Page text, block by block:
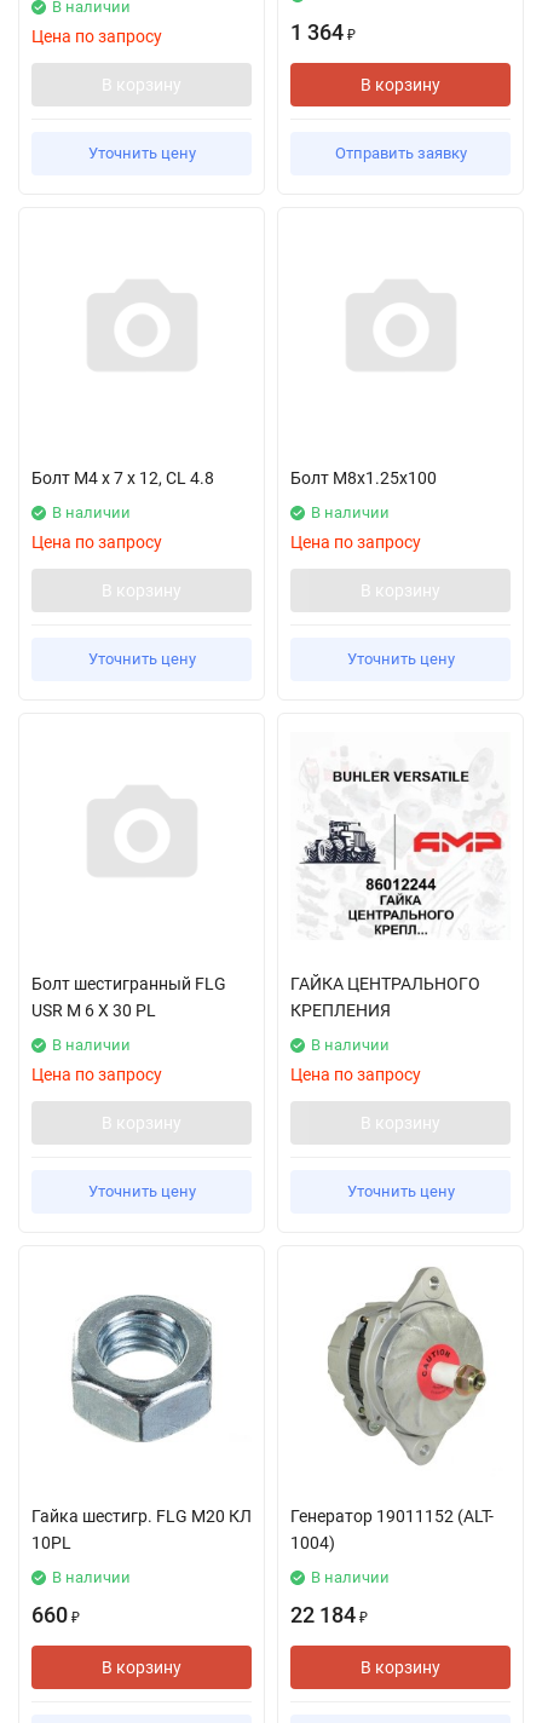
В наличии
Цена по запросу
В корзину
Уточнить цену
1 364 ₽
В корзину
Отправить заявку
Болт M4 x 7 x 12, CL 4.8
В наличии
Цена по запросу
В корзину
Уточнить цену
Болт M8x1.25x100
В наличии
Цена по запросу
В корзину
Уточнить цену
Болт шестигранный FLG
USR M 6 X 30 PL
В наличии
Цена по запросу
В корзину
Уточнить цену
ГАЙКА ЦЕНТРАЛЬНОГО
КРЕПЛЕНИЯ
В наличии
Цена по запросу
В корзину
Уточнить цену
Гайка шестигр. FLG M20 КЛ
10PL
В наличии
660 ₽
В корзину
Генератор 19011152 (ALT-
1004)
В наличии
22 184 ₽
В корзину